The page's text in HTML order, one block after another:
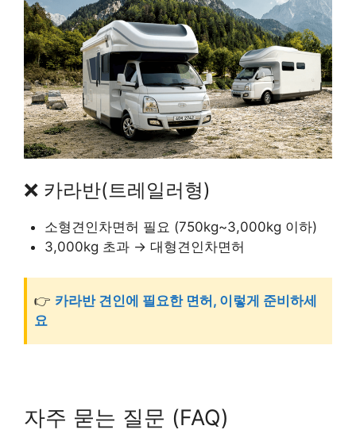
❌ 카라반(트레일러형)
소형견인차면허 필요 (750kg~3,000kg 이하)
3,000kg 초과 → 대형견인차면허
👉 카라반 견인에 필요한 면허, 이렇게 준비하세
요
자주 묻는 질문 (FAQ)